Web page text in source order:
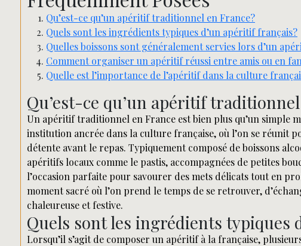
Qu’est-ce qu’un apéritif traditionnel en France?
Quels sont les ingrédients typiques d’un apéritif français?
Quelles boissons sont généralement servies lors d’un
Comment organiser un apéritif réussi entre amis ou en
Quelle est l’importance de l’apéritif dans la culture
Qu’est-ce qu’un apéritif
Un apéritif traditionnel en France est bien plus qu’un simple
institution ancrée dans la culture française, où l’on se réunit
détente avant le repas. Typiquement composé de boissons
apéritifs locaux comme le pastis, accompagnées de petites
l’occasion parfaite pour savourer des mets délicats tout en
moment sacré où l’on prend le temps de se retrouver,
chaleureuse et festive.
Quels sont les ingrédients typiques
Lorsqu’il s’agit de composer un apéritif à la française,